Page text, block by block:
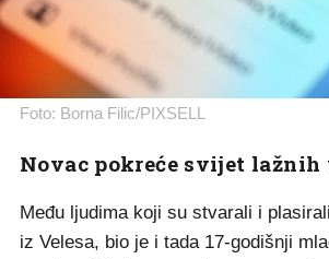
Foto: Borna Filic/PIXSELL
Novac pokreće svijet
Među ljudima koji su stvarali i
iz Velesa, bio je i tada 17-godišnji